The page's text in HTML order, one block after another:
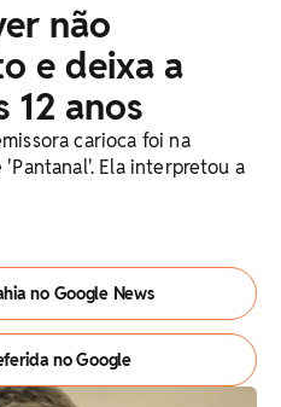
não
e deixa a
12 anos
carioca foi na
Ela interpretou a
no Google News
no Google